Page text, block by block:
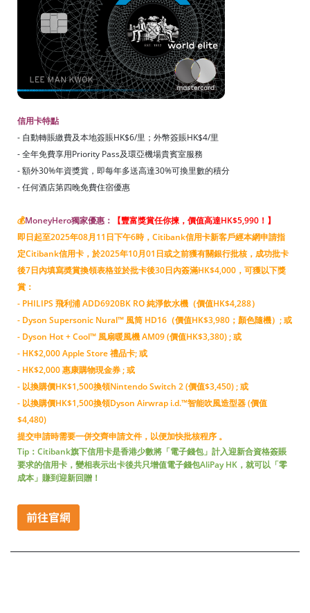
信用卡特點
- 自動轉賬繳費及本地簽賬HK$6/里；外幣簽賬HK$4/里
- 全年免費享用Priority Pass及環亞機場貴賓室服務
- 額外30%年資獎賞，即每年多送高達30%可換里數的積分
- 任何酒店第四晚免費住宿優惠
💰MoneyHero獨家優惠： 【豐富獎賞任你揀，價值高達HK$5,990！ 】
即日起至2025年08月11日下午6時，Citibank信用卡新客戶經本網申請指
定Citibank信用卡，於2025年10月01日或之前獲有關銀行批核，成功批卡
後7日內填寫奬賞換領表格並於批卡後30日內簽滿HK$4,000，可獲以下獎
賞：
- PHILIPS 飛利浦 ADD6920BK RO 純淨飲水機（價值HK$4,288）
- Dyson Supersonic Nural™ 風筒 HD16（價值HK$3,980；顏色隨機）; 或
- Dyson Hot + Cool™ 風扇暖風機 AM09 (價值HK$3,380) ; 或
- HK$2,000 Apple Store 禮品卡; 或
- HK$2,000 惠康購物現金券 ; 或
- 以換購價HK$1,500換領Nintendo Switch 2 (價值$3,450) ; 或
- 以換購價HK$1,500換領Dyson Airwrap i.d.™智能吹風造型器 (價值
$4,480)
提交申請時需要一併交齊申請文件，以便加快批核程序 。
Tip：Citibank旗下信用卡是香港少數將「電子錢包」計入迎新合資格簽賬
要求的信用卡，變相表示出卡後共只增值電子錢包AliPay HK，就可以「零
成本」賺到迎新回贈！